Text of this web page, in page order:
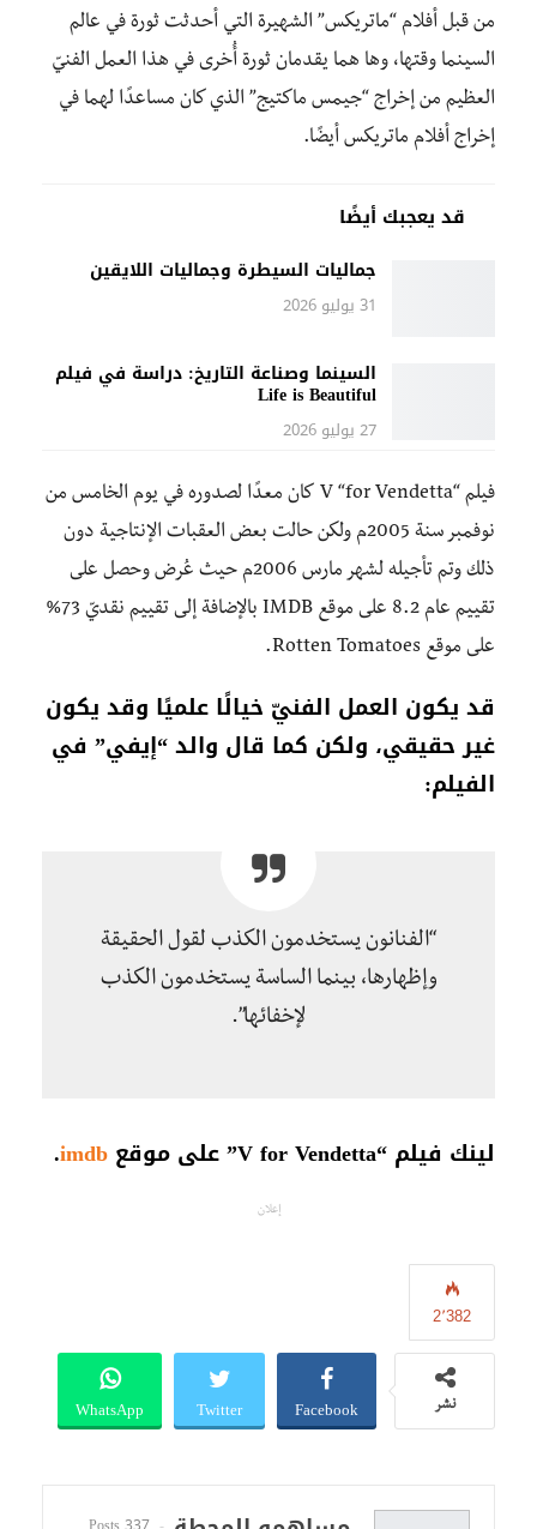
من قبل أفلام “ماتريكس” الشهيرة التي أحدثت ثورة في عالم
السينما وقتها، وها هما يقدمان ثورة أُخرى في هذا العمل الفنيّ
العظيم من إخراج “جيمس ماكتيج” الذي كان مساعدًا لهما في
إخراج أفلام ماتريكس أيضًا.
قد يعجبك أيضًا
جماليات السيطرة وجماليات اللايقين
31 يوليو 2026
السينما وصناعة التاريخ: دراسة في فيلم
Life is Beautiful
27 يوليو 2026
فيلم “V “for Vendetta كان معدًا لصدوره في يوم الخامس من
نوفمبر سنة 2005م ولكن حالت بعض العقبات الإنتاجية دون
ذلك وتم تأجيله لشهر مارس 2006م حيث عُرض وحصل على
تقييم عام 8.2 على موقع IMDB بالإضافة إلى تقييم نقديّ 73%
على موقع Rotten Tomatoes.
قد يكون العمل الفنيّ خيالًا علميًا وقد يكون
غير حقيقي، ولكن كما قال والد “إيفي” في
الفيلم:
“الفنانون يستخدمون الكذب لقول الحقيقة
وإظهارها، بينما الساسة يستخدمون الكذب
لإخفائها”.
لينك فيلم “V for Vendetta” على موقع imdb
.
إعلان
2٬382
نشر Facebook
Twitter
WhatsApp